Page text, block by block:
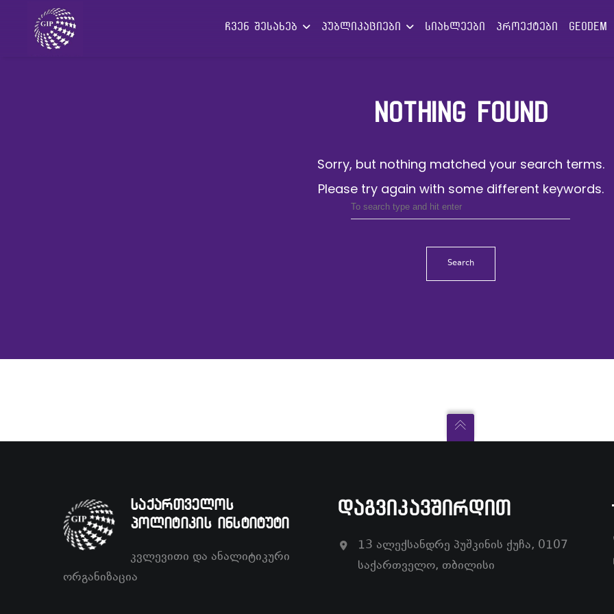
ჩვენ შესახებ პუბლიკაციები სიახლეები პროექტები GEODEM
NOTHING FOUND
Sorry, but nothing matched your search terms.
Please try again with some different keywords.
Search
საქართველოს
პოლიტიკის ინსტიტუტი
კვლევითი და ანალიტიკური
ორგანიზაცია
ᲓᲐᲒᲕᲘᲙᲐᲕᲨᲘᲠᲓᲘᲗ
13 ალექსანდრე პუშკინის ქუჩა, 0107
საქართველო, თბილისი